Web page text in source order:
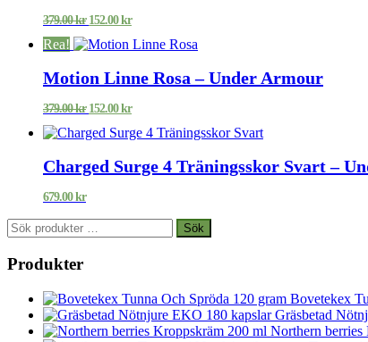
379.00kr Det
priset
379.00 kr.
152.00krDet
priset
152.00 kr.
Rea!
Motion Linne Rosa – Under Armour
379.00kr Det
priset
379.00 kr.
152.00krDet
priset
152.00 kr.
Charged Surge 4 Träningsskor Svart –
679.00kr
Sök
efter:
Sök
Produkter
Bovetekex
Gräsbetad
Northern berries